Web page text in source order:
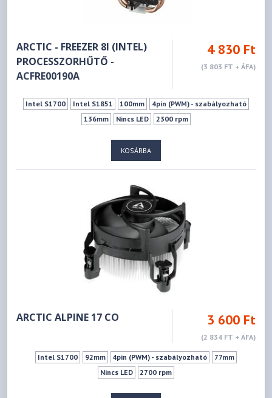
ARCTIC - FREEZER 8I (INTEL)
PROCESSZORHŰTŐ -
ACFRE00190A
4 830 Ft
(3 803 FT + ÁFA)
Intel S1700 Intel S1851 100mm
4pin (PWM) - szabályozható
136mm
Nincs LED 2300 rpm
KOSÁRBA
ARCTIC ALPINE 17 CO 3 600 Ft
(2 834 FT + ÁFA)
Intel S1700 92mm 4pin (PWM) - szabályozható
77mm
Nincs LED
2700 rpm